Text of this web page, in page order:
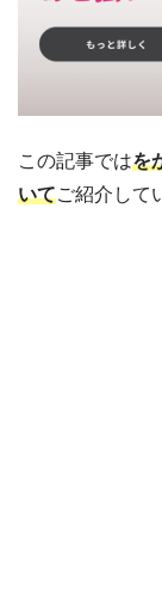
この記事ではを
いてご紹介して